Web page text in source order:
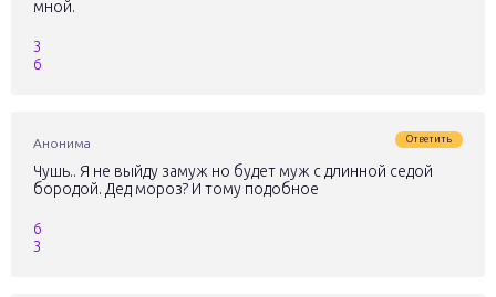
мной.
3
6
Анонима Ответить
Чушь.. Я не выйду замуж но будет муж с длинной седой
бородой. Дед мороз? И тому подобное
6
3